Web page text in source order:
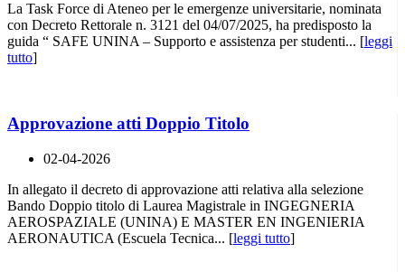
La Task Force di Ateneo per le emergenze universitarie, nominata
con Decreto Rettorale n. 3121 del 04/07/2025, ha predisposto la
guida “ SAFE UNINA – Supporto e assistenza per studenti... [leggi
tutto]
Approvazione atti Doppio Titolo
02-04-2026
In allegato il decreto di approvazione atti relativa alla selezione
Bando Doppio titolo di Laurea Magistrale in INGEGNERIA
AEROSPAZIALE (UNINA) E MASTER EN INGENIERIA
AERONAUTICA (Escuela Tecnica... [leggi tutto]